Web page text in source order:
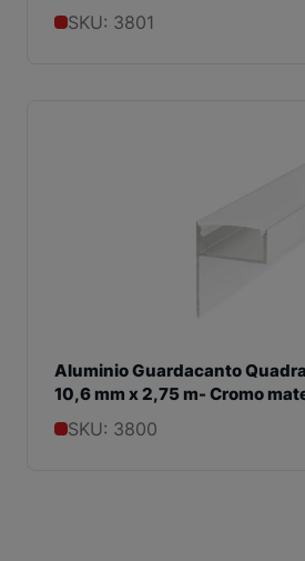
SKU: 3801
Aluminio Guardacanto
10,6 mm x 2,75 m- Cromo
SKU: 3800